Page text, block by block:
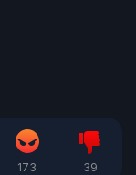
173 39